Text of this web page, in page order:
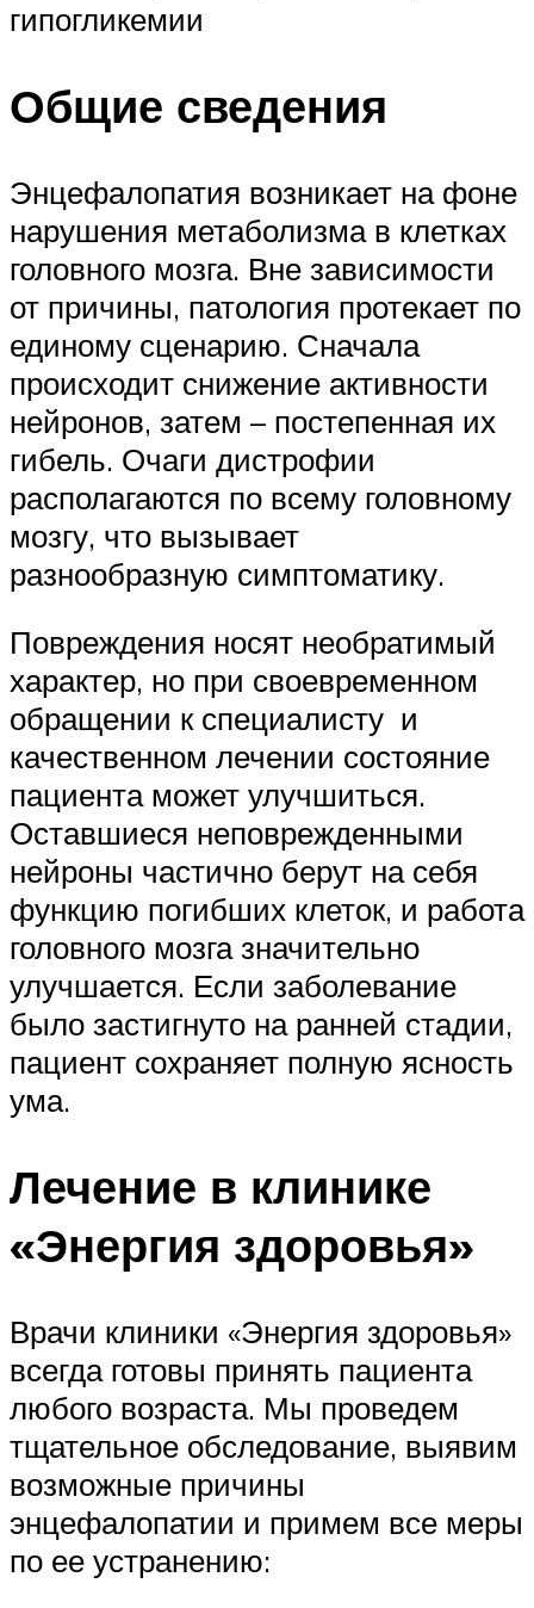
гипогликемии
Общие сведения
Энцефалопатия возникает на фоне
нарушения метаболизма в клетках
головного мозга. Вне зависимости
от причины, патология протекает по
единому сценарию. Сначала
происходит снижение активности
нейронов, затем – постепенная их
гибель. Очаги дистрофии
располагаются по всему головному
мозгу, что вызывает
разнообразную симптоматику.
Повреждения носят необратимый
характер, но при своевременном
обращении к специалисту и
качественном лечении состояние
пациента может улучшиться.
Оставшиеся неповрежденными
нейроны частично берут на себя
функцию погибших клеток, и работа
головного мозга значительно
улучшается. Если заболевание
было застигнуто на ранней стадии,
пациент сохраняет полную ясность
ума.
Лечение в клинике
«Энергия здоровья»
Врачи клиники «Энергия здоровья»
всегда готовы принять пациента
любого возраста. Мы проведем
тщательное обследование, выявим
возможные причины
энцефалопатии и примем все меры
по ее устранению: